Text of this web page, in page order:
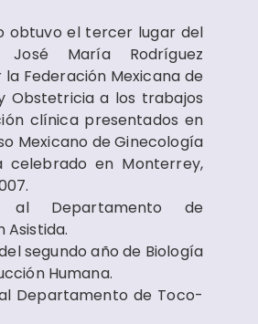
obtuvo el tercer lugar del
José María Rodríguez
Federación Mexicana de
Obstetricia a los trabajos
clínica presentados en
Mexicano de Ginecología
celebrado en Monterrey,
al Departamento de
Asistida.
segundo año de Biología
Humana.
Departamento de Toco-